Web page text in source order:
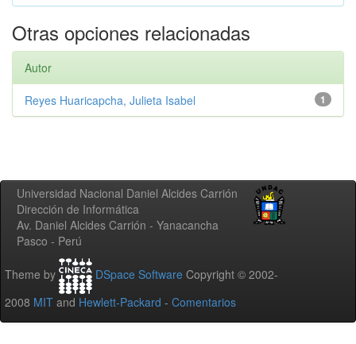
Otras opciones relacionadas
Autor
1
Reyes Huaricapcha, Julieta Isabel
Universidad Nacional Daniel Alcides Carrión
Dirección de Informática
Av. Daniel Alcides Carrión - Yanacancha
Pasco - Perú
Theme by DSpace Software Copyright © 2002-
2008 MIT and Hewlett-Packard - Comentarios